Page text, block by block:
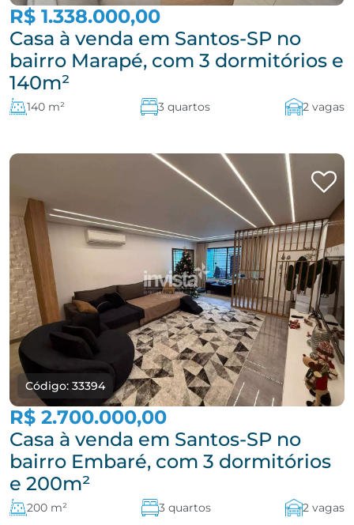
R$ 1.338.000,00
Casa à venda em Santos-SP no
bairro Marapé, com 3 dormitórios e
140m²
140 m² 3 quartos 2 vagas
Código: 33394
R$ 2.700.000,00
Casa à venda em Santos-SP no
bairro Embaré, com 3 dormitórios
e 200m²
200 m² 3 quartos 2 vagas